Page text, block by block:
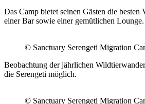
Das Camp bietet seinen Gästen die
einer Bar sowie einer gemütlichen Lounge.
© Sanctuary Serengeti Migration
Beobachtung der jährlichen
die Serengeti möglich.
© Sanctuary Serengeti Migration